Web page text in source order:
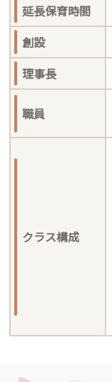
延長保育時間
創設
理事長
職員
クラス構成